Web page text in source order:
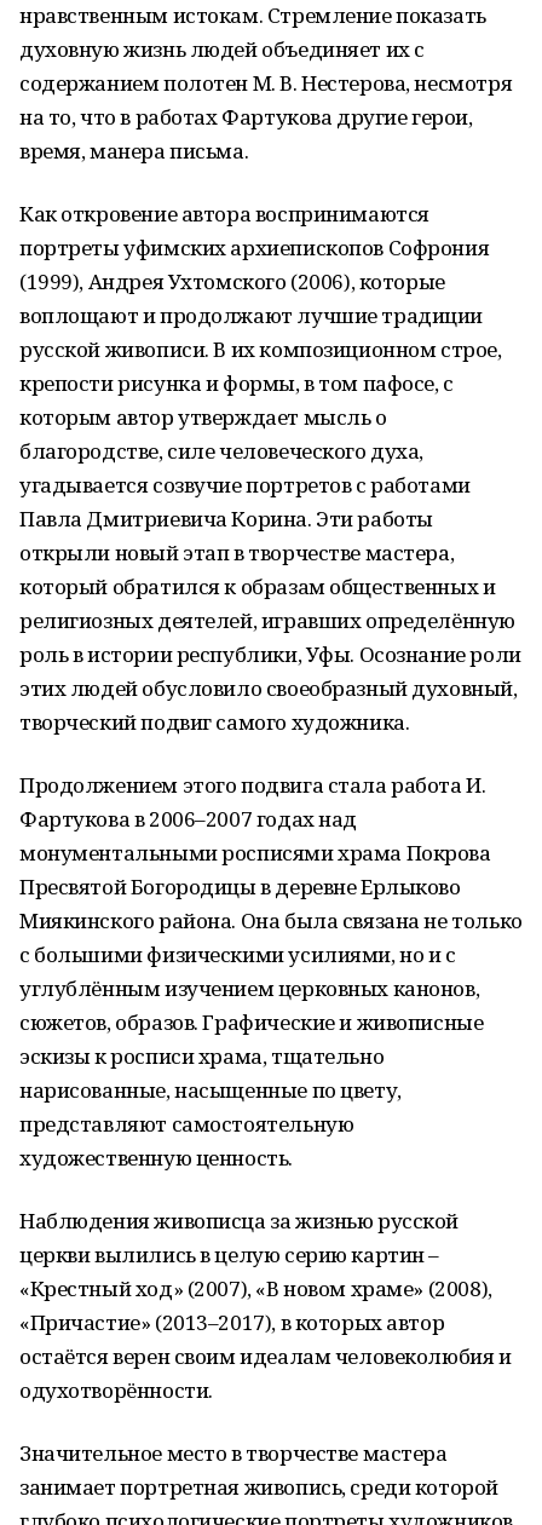
нравственным истокам. Стремление показать
духовную жизнь людей объединяет их с
содержанием полотен М. В. Нестерова, несмотря
на то, что в работах Фартукова другие герои,
время, манера письма.
Как откровение автора воспринимаются
портреты уфимских архиепископов Софрония
(1999), Андрея Ухтомского (2006), которые
воплощают и продолжают лучшие традиции
русской живописи. В их композиционном строе,
крепости рисунка и формы, в том пафосе, с
которым автор утверждает мысль о
благородстве, силе человеческого духа,
угадывается созвучие портретов с работами
Павла Дмитриевича Корина. Эти работы
открыли новый этап в творчестве мастера,
который обратился к образам общественных и
религиозных деятелей, игравших определённую
роль в истории республики, Уфы. Осознание роли
этих людей обусловило своеобразный духовный,
творческий подвиг самого художника.
Продолжением этого подвига стала работа И.
Фартукова в 2006–2007 годах над
монументальными росписями храма Покрова
Пресвятой Богородицы в деревне Ерлыково
Миякинского района. Она была связана не только
с большими физическими усилиями, но и с
углублённым изучением церковных канонов,
сюжетов, образов. Графические и живописные
эскизы к росписи храма, тщательно
нарисованные, насыщенные по цвету,
представляют самостоятельную
художественную ценность.
Наблюдения живописца за жизнью русской
церкви вылились в целую серию картин –
«Крестный ход» (2007), «В новом храме» (2008),
«Причастие» (2013–2017), в которых автор
остаётся верен своим идеалам человеколюбия и
одухотворённости.
Значительное место в творчестве мастера
занимает портретная живопись, среди которой